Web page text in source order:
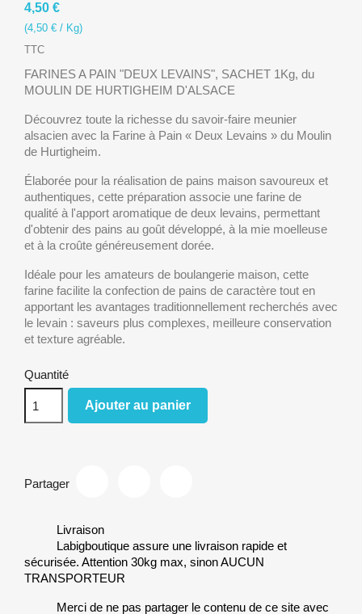
4,50 €
(4,50 € / Kg)
TTC
FARINES A PAIN "DEUX LEVAINS", SACHET 1Kg, du
MOULIN DE HURTIGHEIM D'ALSACE
Découvrez toute la richesse du savoir-faire meunier
alsacien avec la Farine à Pain « Deux Levains » du Moulin
de Hurtigheim.
Élaborée pour la réalisation de pains maison savoureux et
authentiques, cette préparation associe une farine de
qualité à l'apport aromatique de deux levains, permettant
d'obtenir des pains au goût développé, à la mie moelleuse
et à la croûte généreusement dorée.
Idéale pour les amateurs de boulangerie maison, cette
farine facilite la confection de pains de caractère tout en
apportant les avantages traditionnellement recherchés avec
le levain : saveurs plus complexes, meilleure conservation
et texture agréable.
Quantité
Ajouter au panier
Partager
Livraison
Labigboutique assure une livraison rapide et
sécurisée. Attention 30kg max, sinon AUCUN
TRANSPORTEUR
Merci de ne pas partager le contenu de ce site avec